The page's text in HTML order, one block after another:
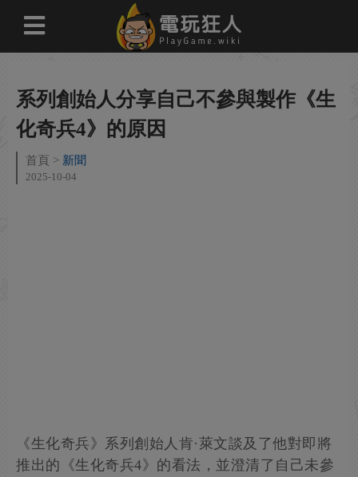
系列創始人分享自己不參與製作《生
化奇兵4》的原因
首頁 新聞
2025-10-04
《生化奇兵》系列創始人肯·萊文談及了他對即將
推出的《生化奇兵4》的看法，並澄清了自己未參